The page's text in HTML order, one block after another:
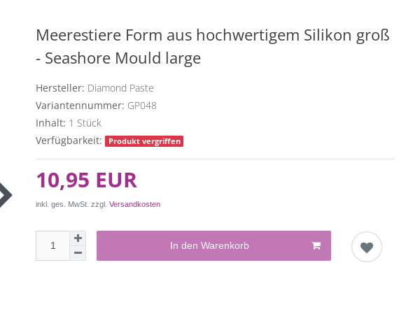
Meerestiere Form aus hochwertigem Silikon groß
- Seashore Mould large
Hersteller: Diamond Paste
Variantennummer: GP048
Inhalt: 1 Stück
Verfügbarkeit:
Produkt vergriffen
10,95 EUR
inkl. ges. MwSt. zzgl.Versandkosten
In den Warenkorb